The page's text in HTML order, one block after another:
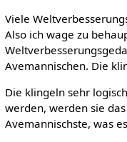
Viele
Also ich wage zu
Avemannischen. Die
Die klingeln sehr
werden, werden sie
Avemannischste, was